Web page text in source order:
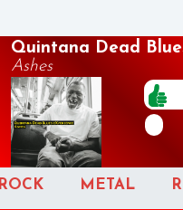
Quintana Dead
Ashes
ROCK METAL